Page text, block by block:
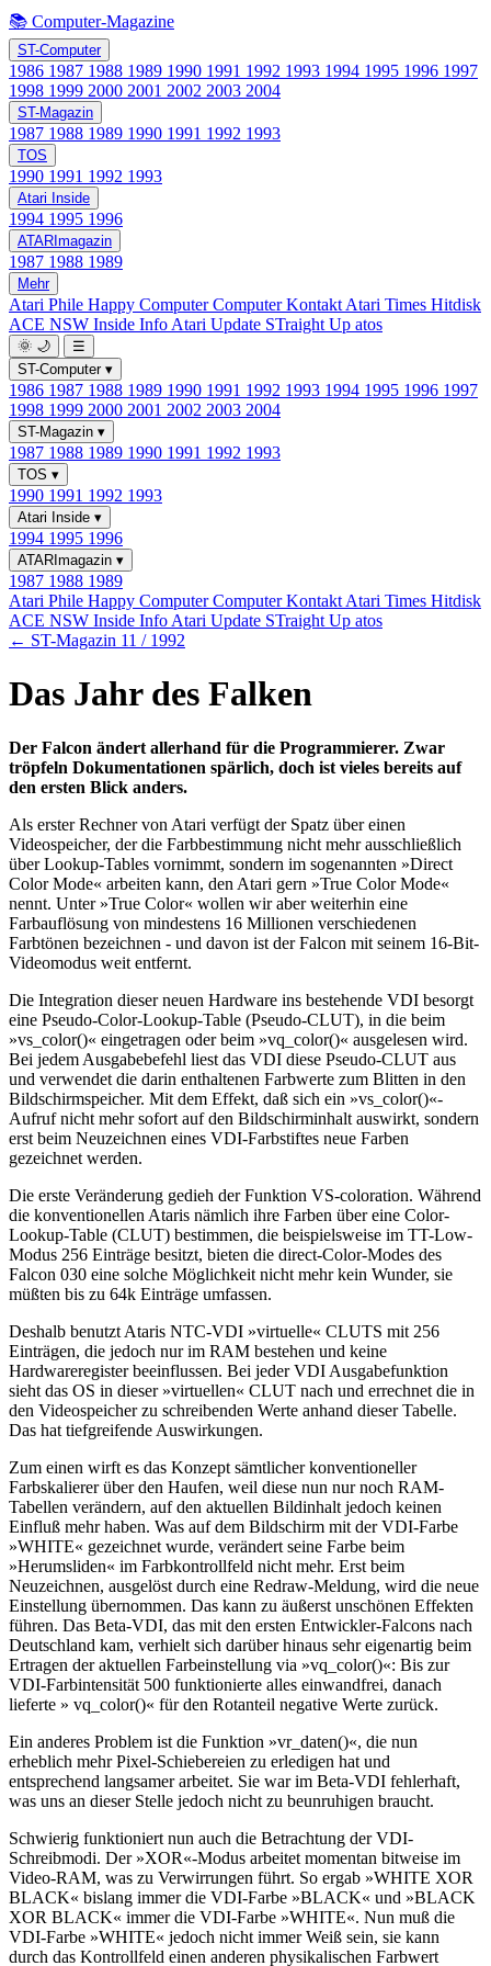
📚 Computer-Magazine
ST-Computer
1986 1987 1988 1989 1990 1991 1992 1993 1994 1995 1996 1997
1998 1999 2000 2001 2002 2003 2004
ST-Magazin
1987 1988 1989 1990 1991 1992 1993
TOS
1990 1991 1992 1993
Atari Inside
1994 1995 1996
ATARImagazin
1987 1988 1989
Mehr
Atari Phile Happy ComputerComputer Kontakt Atari Times Hitdisk
ACE NSW Inside Info Atari Update STraight Up atos
🌞 🌙
☰
ST-Computer ▾
1986 1987 1988 1989 1990 1991 1992 1993 1994 1995 1996 1997
1998 1999 2000 2001 2002 2003 2004
ST-Magazin ▾
1987 1988 1989 1990 1991 1992 1993
TOS ▾
1990 1991 1992 1993
Atari Inside ▾
1994 1995 1996
ATARImagazin ▾
1987 1988 1989
Atari Phile Happy ComputerComputer Kontakt Atari Times Hitdisk
ACE NSW Inside Info Atari Update STraight Up atos
← ST-Magazin 11 / 1992
Das Jahr des Falken
Der Falcon ändert allerhand für die Programmierer. Zwar
tröpfeln Dokumentationen spärlich, doch ist vieles bereits auf
den ersten Blick anders.
Als erster Rechner von Atari verfügt der Spatz über einen
Videospeicher, der die Farbbestimmung nicht mehr ausschließlich
über Lookup-Tables vornimmt, sondern im sogenannten »Direct
Color Mode« arbeiten kann, den Atari gern »True Color Mode«
nennt. Unter »True Color« wollen wir aber weiterhin eine
Farbauflösung von mindestens 16 Millionen verschiedenen
Farbtönen bezeichnen - und davon ist der Falcon mit seinem 16-Bit-
Videomodus weit entfernt.
Die Integration dieser neuen Hardware ins bestehende VDI besorgt
eine Pseudo-Color-Lookup-Table (Pseudo-CLUT), in die beim
»vs_color()« eingetragen oder beim »vq_color()« ausgelesen wird.
Bei jedem Ausgabebefehl liest das VDI diese Pseudo-CLUT aus
und verwendet die darin enthaltenen Farbwerte zum Blitten in den
Bildschirmspeicher. Mit dem Effekt, daß sich ein »vs_color()«-
Aufruf nicht mehr sofort auf den Bildschirminhalt auswirkt, sondern
erst beim Neuzeichnen eines VDI-Farbstiftes neue Farben
gezeichnet werden.
Die erste Veränderung gedieh der Funktion VS-coloration. Während
die konventionellen Ataris nämlich ihre Farben über eine Color-
Lookup-Table (CLUT) bestimmen, die beispielsweise im TT-Low-
Modus 256 Einträge besitzt, bieten die direct-Color-Modes des
Falcon 030 eine solche Möglichkeit nicht mehr kein Wunder, sie
müßten bis zu 64k Einträge umfassen.
Deshalb benutzt Ataris NTC-VDI »virtuelle« CLUTS mit 256
Einträgen, die jedoch nur im RAM bestehen und keine
Hardwareregister beeinflussen. Bei jeder VDI Ausgabefunktion
sieht das OS in dieser »virtuellen« CLUT nach und errechnet die in
den Videospeicher zu schreibenden Werte anhand dieser Tabelle.
Das hat tiefgreifende Auswirkungen.
Zum einen wirft es das Konzept sämtlicher konventioneller
Farbskalierer über den Haufen, weil diese nun nur noch RAM-
Tabellen verändern, auf den aktuellen Bildinhalt jedoch keinen
Einfluß mehr haben. Was auf dem Bildschirm mit der VDI-Farbe
»WHITE« gezeichnet wurde, verändert seine Farbe beim
»Herumsliden« im Farbkontrollfeld nicht mehr. Erst beim
Neuzeichnen, ausgelöst durch eine Redraw-Meldung, wird die neue
Einstellung übernommen. Das kann zu äußerst unschönen Effekten
führen. Das Beta-VDI, das mit den ersten Entwickler-Falcons nach
Deutschland kam, verhielt sich darüber hinaus sehr eigenartig beim
Ertragen der aktuellen Farbeinstellung via »vq_color()«: Bis zur
VDI-Farbintensität 500 funktionierte alles einwandfrei, danach
lieferte » vq_color()« für den Rotanteil negative Werte zurück.
Ein anderes Problem ist die Funktion »vr_daten()«, die nun
erheblich mehr Pixel-Schiebereien zu erledigen hat und
entsprechend langsamer arbeitet. Sie war im Beta-VDI fehlerhaft,
was uns an dieser Stelle jedoch nicht zu beunruhigen braucht.
Schwierig funktioniert nun auch die Betrachtung der VDI-
Schreibmodi. Der »XOR«-Modus arbeitet momentan bitweise im
Video-RAM, was zu Verwirrungen führt. So ergab »WHITE XOR
BLACK« bislang immer die VDI-Farbe »BLACK« und »BLACK
XOR BLACK« immer die VDI-Farbe »WHITE«. Nun muß die
VDI-Farbe »WHITE« jedoch nicht immer Weiß sein, sie kann
durch das Kontrollfeld einen anderen physikalischen Farbwert